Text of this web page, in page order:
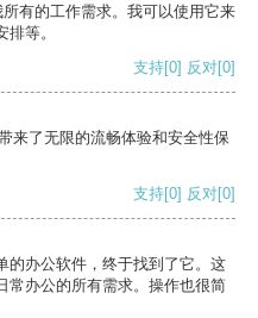
有的工作需求。我可以使用它来
等。
支持[0] 反对[0]
来了无限的流畅体验和安全性保
支持[0] 反对[0]
的办公软件，终于找到了它。这
常办公的所有需求。操作也很简